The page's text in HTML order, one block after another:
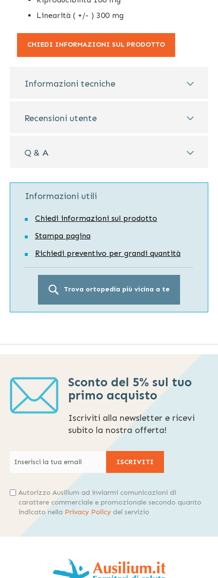
Linearità ( +/- ) 300 mg
CHIEDI INFORMAZIONI SUL PRODOTTO
Informazioni tecniche
Recensioni utente
Q & A
Informazioni utili
Chiedi informazioni sul prodotto
Stampa pagina
Richiedi preventivo per grandi quantità
Trova ortopedia più vicina a te
Sconto del 5% sul tuo
primo acquisto
Iscriviti alla newsletter e ricevi
subito la nostra offerta!
ISCRIVITI
Autorizzo Ausilium ad inviarmi comunicazioni di
carattere commerciale e promozionale secondo quanto
indicato nella Privacy Policy del servizio